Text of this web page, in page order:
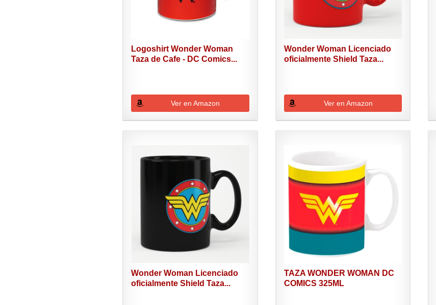
Logoshirt Wonder Woman
Taza de Cafe - DC Comics...
Ver en Amazon
Wonder Woman Licenciado
oficialmente Shield Taza...
Ver en Amazon
Wonder Woman Licenciado
oficialmente Shield Taza...
TAZA WONDER WOMAN DC
COMICS 325ML